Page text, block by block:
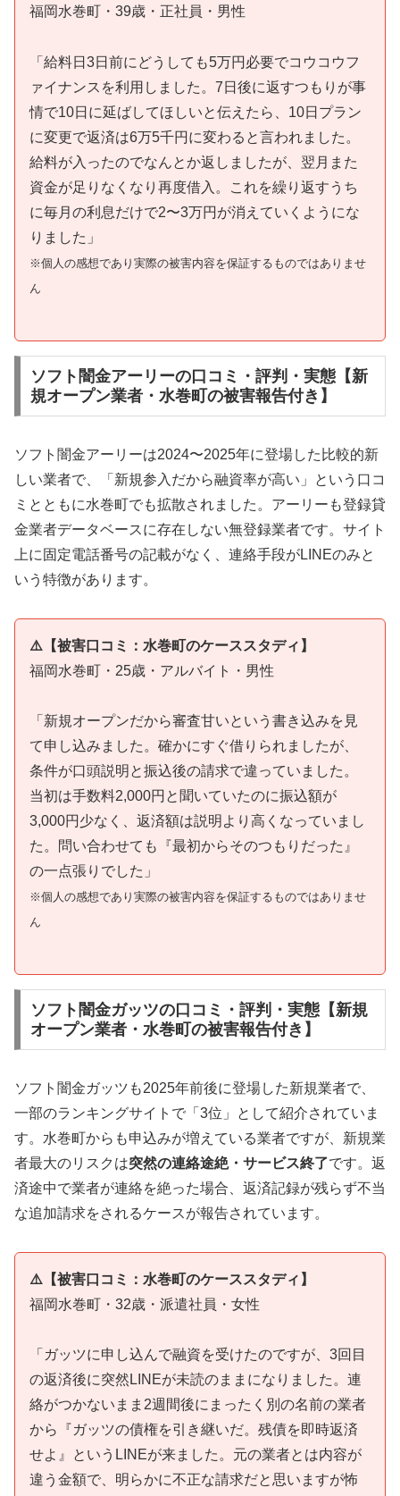
福岡水巻町・39歳・正社員・男性
「給料日3日前にどうしても5万円必要でコウコウフ
ァイナンスを利用しました。7日後に返すつもりが事
情で10日に延ばしてほしいと伝えたら、10日プラン
に変更で返済は6万5千円に変わると言われました。
給料が入ったのでなんとか返しましたが、翌月また
資金が足りなくなり再度借入。これを繰り返すうち
に毎月の利息だけで2〜3万円が消えていくようにな
りました」
※個人の感想であり実際の被害内容を保証するものではありませ
ん
ソフト闇金アーリーの口コミ・評判・実態【新
規オープン業者・水巻町の被害報告付き】
ソフト闇金アーリーは2024〜2025年に登場した比較的新
しい業者で、「新規参入だから融資率が高い」という口コ
ミとともに水巻町でも拡散されました。アーリーも登録貸
金業者データベースに存在しない無登録業者です。サイト
上に固定電話番号の記載がなく、連絡手段がLINEのみと
いう特徴があります。
⚠️【被害口コミ：水巻町のケーススタディ】
福岡水巻町・25歳・アルバイト・男性
「新規オープンだから審査甘いという書き込みを見
て申し込みました。確かにすぐ借りられましたが、
条件が口頭説明と振込後の請求で違っていました。
当初は手数料2,000円と聞いていたのに振込額が
3,000円少なく、返済額は説明より高くなっていまし
た。問い合わせても『最初からそのつもりだった』
の一点張りでした」
※個人の感想であり実際の被害内容を保証するものではありませ
ん
ソフト闇金ガッツの口コミ・評判・実態【新規
オープン業者・水巻町の被害報告付き】
ソフト闇金ガッツも2025年前後に登場した新規業者で、
一部のランキングサイトで「3位」として紹介されていま
す。水巻町からも申込みが増えている業者ですが、新規業
者最大のリスクは突然の連絡途絶・サービス終了です。返
済途中で業者が連絡を絶った場合、返済記録が残らず不当
な追加請求をされるケースが報告されています。
⚠️【被害口コミ：水巻町のケーススタディ】
福岡水巻町・32歳・派遣社員・女性
「ガッツに申し込んで融資を受けたのですが、3回目
の返済後に突然LINEが未読のままになりました。連
絡がつかないまま2週間後にまったく別の名前の業者
から『ガッツの債権を引き継いだ。残債を即時返済
せよ』というLINEが来ました。元の業者とは内容が
違う金額で、明らかに不正な請求だと思いますが怖